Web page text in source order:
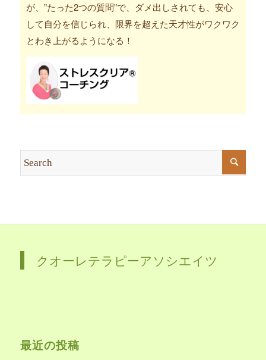
が、”たった2つの質問”で、ダメ出しされても、安心
して自分を信じられ、限界を超えた天才性がワクワク
とわき上がるようになる！
クオーレテラピーアソシエイツ
最近の投稿